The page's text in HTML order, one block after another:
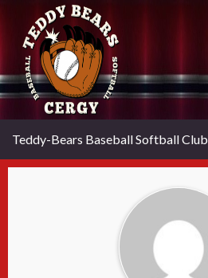
Teddy-Bears Baseball Softball Club